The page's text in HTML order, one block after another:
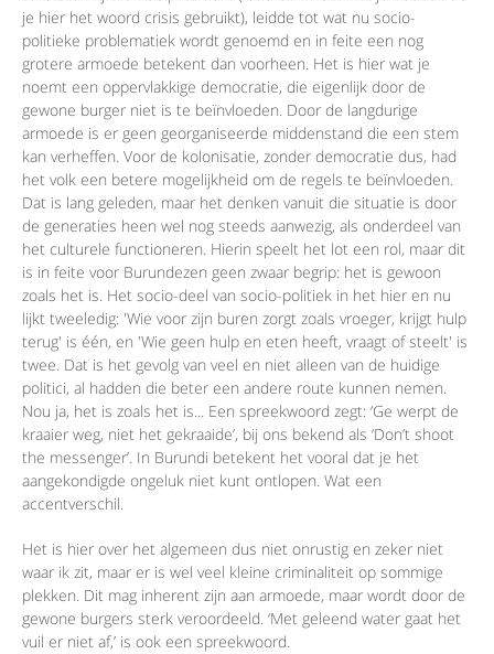
je hier het woord crisis gebruikt), leidde tot wat nu socio-
politieke problematiek wordt genoemd en in feite een nog
grotere armoede betekent dan voorheen. Het is hier wat je
noemt een oppervlakkige democratie, die eigenlijk door de
gewone burger niet is te beïnvloeden. Door de langdurige
armoede is er geen georganiseerde middenstand die een stem
kan verheffen. Voor de kolonisatie, zonder democratie dus, had
het volk een betere mogelijkheid om de regels te beïnvloeden.
Dat is lang geleden, maar het denken vanuit die situatie is door
de generaties heen wel nog steeds aanwezig, als onderdeel van
het culturele functioneren. Hierin speelt het lot een rol, maar dit
is in feite voor Burundezen geen zwaar begrip: het is gewoon
zoals het is. Het socio-deel van socio-politiek in het hier en nu
lijkt tweeledig: 'Wie voor zijn buren zorgt zoals vroeger, krijgt hulp
terug' is één, en 'Wie geen hulp en eten heeft, vraagt of steelt' is
twee. Dat is het gevolg van veel en niet alleen van de huidige
politici, al hadden die beter een andere route kunnen nemen.
Nou ja, het is zoals het is... Een spreekwoord zegt: ‘Ge werpt de
kraaier weg, niet het gekraaide’, bij ons bekend als ‘Don’t shoot
the messenger’. In Burundi betekent het vooral dat je het
aangekondigde ongeluk niet kunt ontlopen. Wat een
accentverschil.
Het is hier over het algemeen dus niet onrustig en zeker niet
waar ik zit, maar er is wel veel kleine criminaliteit op sommige
plekken. Dit mag inherent zijn aan armoede, maar wordt door de
gewone burgers sterk veroordeeld. ‘Met geleend water gaat het
vuil er niet af,’ is ook een spreekwoord.